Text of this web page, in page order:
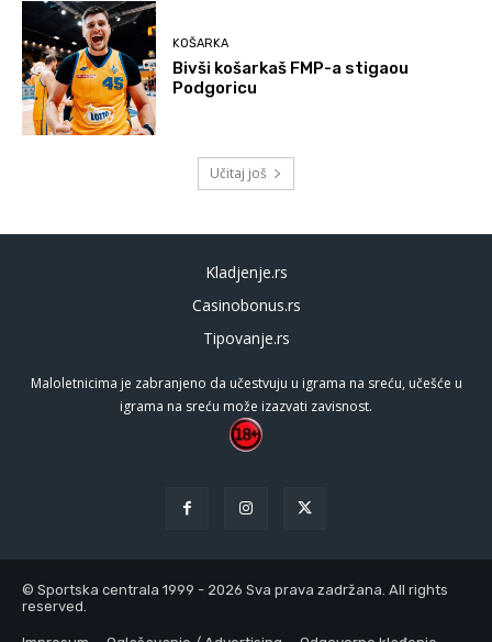
KOŠARKA
Bivši košarkaš FMP-a stigaou
Podgoricu
Učitaj još
Kladjenje.rs
Casinobonus.rs
Tipovanje.rs
Maloletnicima je zabranjeno da učestvuju u igrama na sreću, učešće u
igrama na sreću može izazvati zavisnost.
© Sportska centrala 1999 - 2026 Sva prava zadržana. All rights
reserved.